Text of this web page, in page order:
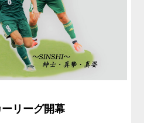
リーグ開幕